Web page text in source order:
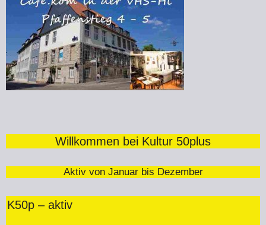
Willkommen bei Kultur 50plus
Aktiv von Januar bis Dezember
K50p – aktiv